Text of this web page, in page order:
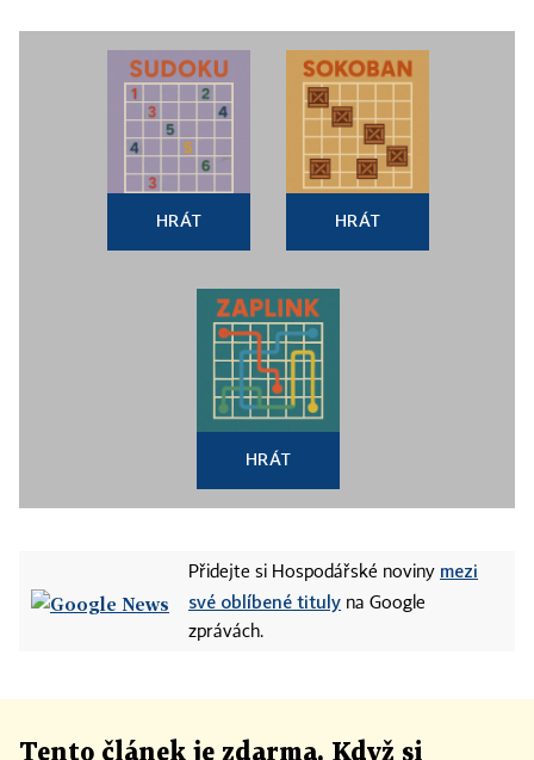
HRÁT HRÁT
HRÁT
Přidejte si Hospodářské noviny mezi
své oblíbené tituly na Google
zprávách.
Tento článek je zdarma. Když si